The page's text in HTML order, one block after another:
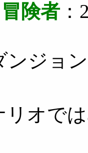
険者
ンジョ
リオで